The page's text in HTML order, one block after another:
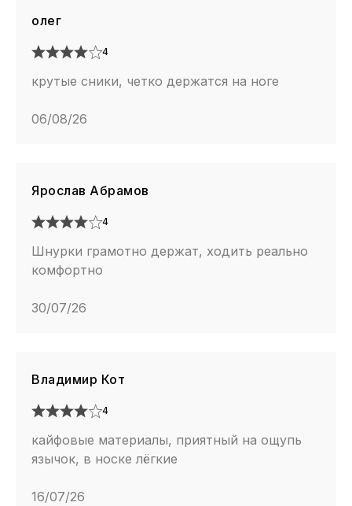
олег
4
крутые сники, четко держатся на ноге
06/08/26
Ярослав Абрамов
4
Шнурки грамотно держат, ходить реально
комфортно
30/07/26
Владимир Кот
4
кайфовые материалы, приятный на ощупь
язычок, в носке лёгкие
16/07/26